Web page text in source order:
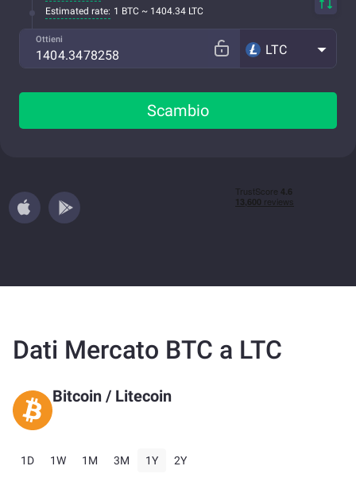
Estimated rate: 1 BTC ~ 1404.34 LTC
Ottieni
LTC
Scambio
Dati Mercato BTC a LTC
Bitcoin / Litecoin
1D 1W 1M 3M 1Y 2Y